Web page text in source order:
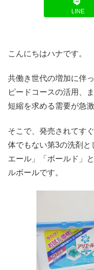
LINE
こんにちはハナです。
共働き世代の増加に伴
ピードコースの活用、
短縮を求める需要が急
そこで、発売されてす
体でもない第3の洗剤と
エール」「ボールド」
ルボールです。